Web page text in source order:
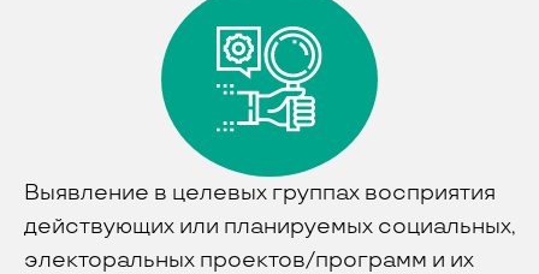
Выявление в целевых группах восприятия
действующих или планируемых социальных,
электоральных проектов/программ и их